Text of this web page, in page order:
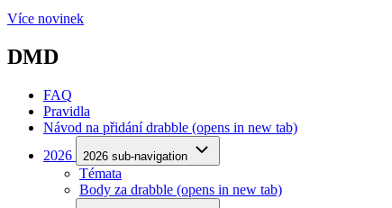
Více novinek
DMD
FAQ
Pravidla
Návod na přidání drabble (opens in new tab)
2026
2026 sub-navigation
Témata
Body za drabble (opens in new tab)